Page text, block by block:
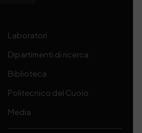
Laboratori
Dipartimenti di ricerca
Biblioteca
Politecnico del Cuoio
Media